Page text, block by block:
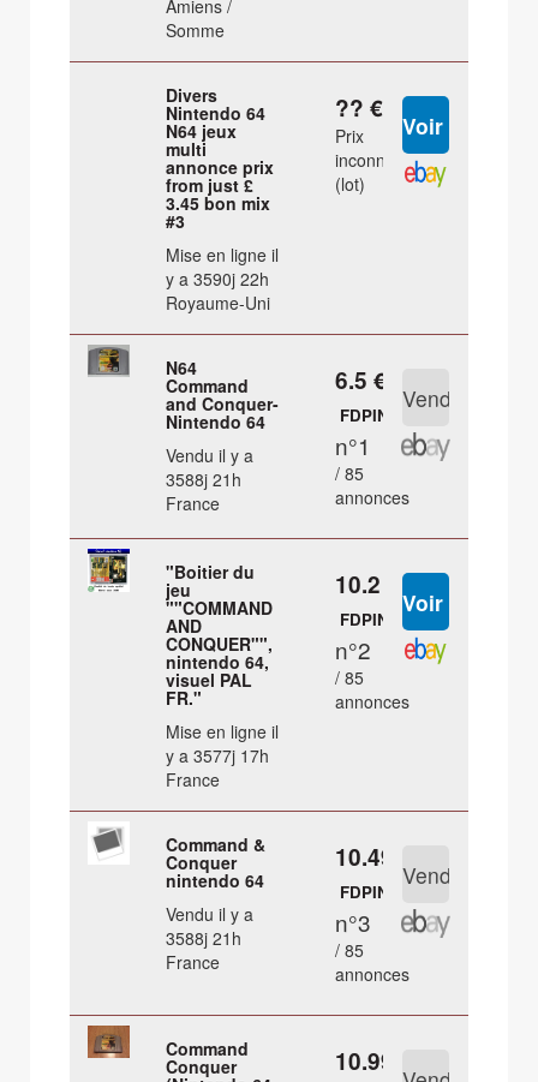
Amiens /
Somme
Divers
Nintendo 64
N64 jeux
multi
annonce prix
from just £
3.45 bon mix
#3
Mise en ligne il
y a 3590j 22h
Royaume-Uni
?? €
Prix
inconnu
(lot)
N64
Command
and Conquer-
Nintendo 64
Vendu il y a
3588j 21h
France
6.5 €
FDPIN
n°1
/ 85
annonces
"Boitier du
jeu
""COMMAND
AND
CONQUER"",
nintendo 64,
visuel PAL
FR."
Mise en ligne il
y a 3577j 17h
France
10.2 €
FDPIN
n°2
/ 85
annonces
Command &
Conquer
nintendo 64
Vendu il y a
3588j 21h
France
10.49 €
FDPIN
n°3
/ 85
annonces
Command
Conquer 10.99 €